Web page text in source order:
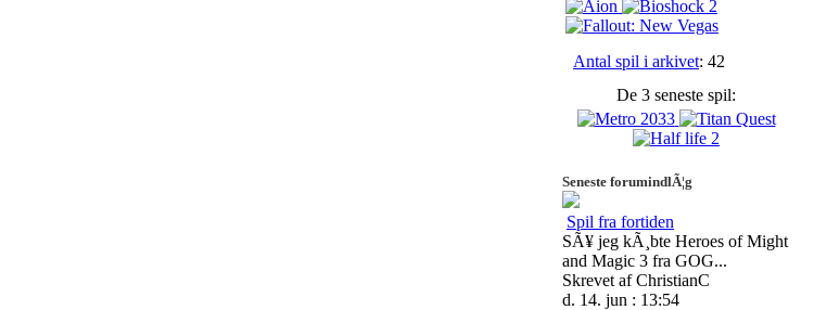
Antal spil i arkivet: 42
De 3 seneste spil:
Seneste forumindlÃ¦g
Spil fra fortiden
SÃ¥ jeg kÃ¸bte Heroes of Might
and Magic 3 fra GOG...
Skrevet af ChristianC
d. 14. jun : 13:54